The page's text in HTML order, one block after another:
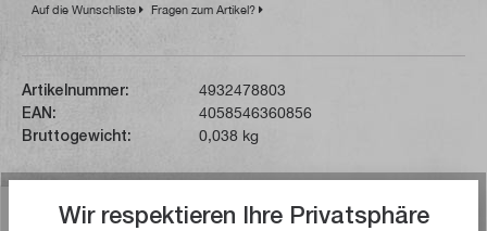
Auf die Wunschliste Fragen zum Artikel?
Artikelnummer:
4932478803
EAN:
4058546360856
Bruttogewicht:
0,038 kg
Beschreibung
Wir respektieren Ihre Privatsphäre